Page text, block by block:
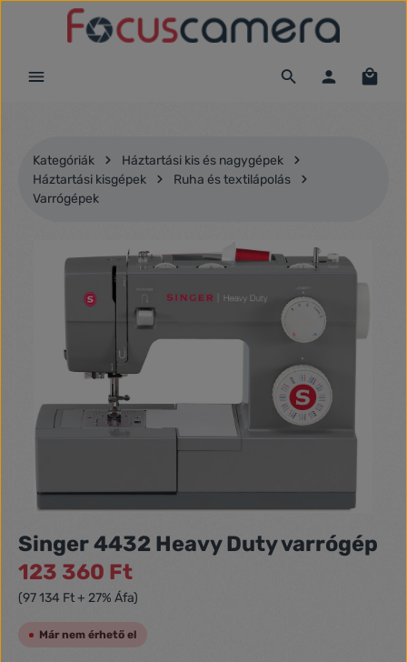
Ugrás a fő tartalomra
Kategóriák
Háztartási kis és nagygépek
Háztartási kisgépek
Ruha és textilápolás
Varrógépek
Képgaléria kihagyása
Singer 4432 Heavy Duty varrógép
123 360 Ft
(97 134 Ft + 27% Áfa)
Már nem érhető el